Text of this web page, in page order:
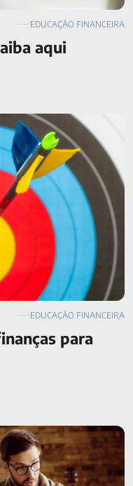
EDUCAÇÃO FINANCEIRA
aqui
dessa geração
EDUCAÇÃO FINANCEIRA
para
com saúde da